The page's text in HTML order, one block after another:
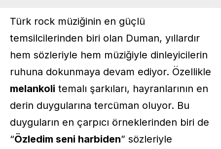
Türk rock müziğinin en güçlü
temsilcilerinden biri olan Duman, yıllardır
hem sözleriyle hem müziğiyle dinleyicilerin
ruhuna dokunmaya devam ediyor. Özellikle
melankoli temalı şarkıları, hayranlarının en
derin duygularına tercüman oluyor. Bu
duyguların en çarpıcı örneklerinden biri de
“Özledim seni harbiden” sözleriyle